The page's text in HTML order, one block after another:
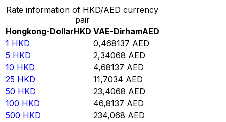
Rate information of HKD/AED currency
pair
Hongkong-DollarHKD VAE-DirhamAED
1 HKD 0,468137 AED
5 HKD 2,34068 AED
10 HKD 4,68137 AED
25 HKD 11,7034 AED
50 HKD 23,4068 AED
100 HKD 46,8137 AED
500 HKD 234,068 AED